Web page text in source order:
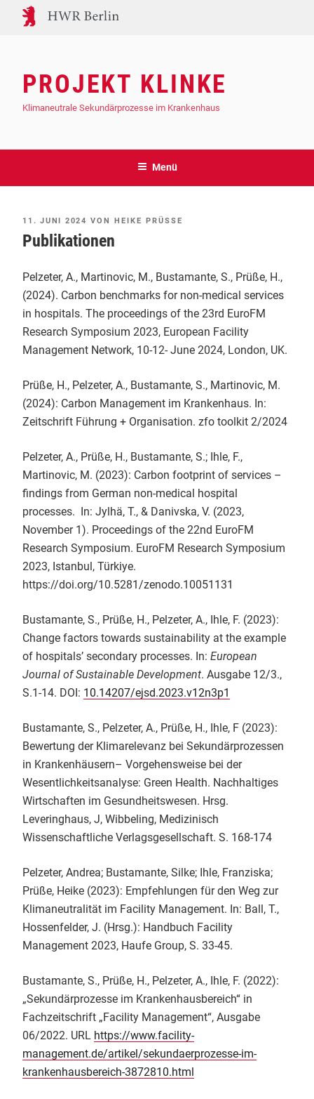
Inhalt
PROJEKT KLINKE
Klimaneutrale Sekundärprozesse im Krankenhaus
Menü
VERÖFFENTLICHT
AM
11. JUNI 2024 VON HEIKE PRÜSSE
Publikationen
Pelzeter, A., Martinovic, M., Bustamante, S., Prüße, H.,
(2024). Carbon benchmarks for non-medical services
in hospitals. The proceedings of the 23rd EuroFM
Research Symposium 2023, European Facility
Management Network, 10-12- June 2024, London, UK.
Prüße, H., Pelzeter, A., Bustamante, S., Martinovic, M.
(2024): Carbon Management im Krankenhaus. In:
Zeitschrift Führung + Organisation. zfo toolkit 2/2024
Pelzeter, A., Prüße, H., Bustamante, S.; Ihle, F.,
Martinovic, M. (2023): Carbon footprint of services –
findings from German non-medical hospital
processes. In: Jylhä, T., & Danivska, V. (2023,
November 1). Proceedings of the 22nd EuroFM
Research Symposium. EuroFM Research Symposium
2023, Istanbul, Türkiye.
https://doi.org/10.5281/zenodo.10051131
Bustamante, S., Prüße, H., Pelzeter, A., Ihle, F. (2023):
Change factors towards sustainability at the example
of hospitals’ secondary processes. In: European
Journal of Sustainable Development. Ausgabe 12/3.,
S.1-14. DOI: 10.14207/ejsd.2023.v12n3p1
Bustamante, S., Pelzeter, A., Prüße, H., Ihle, F (2023):
Bewertung der Klimarelevanz bei Sekundärprozessen
in Krankenhäusern– Vorgehensweise bei der
Wesentlichkeitsanalyse: Green Health. Nachhaltiges
Wirtschaften im Gesundheitswesen. Hrsg.
Leveringhaus, J, Wibbeling, Medizinisch
Wissenschaftliche Verlagsgesellschaft. S. 168-174
Pelzeter, Andrea; Bustamante, Silke; Ihle, Franziska;
Prüße, Heike (2023): Empfehlungen für den Weg zur
Klimaneutralität im Facility Management. In: Ball, T.,
Hossenfelder, J. (Hrsg.): Handbuch Facility
Management 2023, Haufe Group, S. 33-45.
Bustamante, S., Prüße, H., Pelzeter, A., Ihle, F. (2022):
„Sekundärprozesse im Krankenhausbereich“ in
Fachzeitschrift „Facility Management“, Ausgabe
06/2022. URL https://www.facility-
management.de/artikel/sekundaerprozesse-im-
krankenhausbereich-3872810.html